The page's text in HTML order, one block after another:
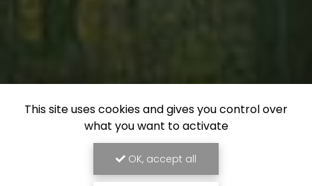
This site uses cookies and gives you control over
what you want to activate
OK, accept all